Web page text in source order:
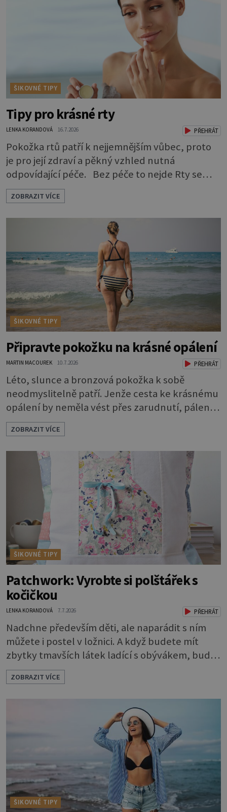
mohou mít v nepořádku zažívání.
ŠIKOVNÉ TIPY
Tipy pro krásné rty
LENKA KORANDOVÁ 16.7.2026 PŘEHRÁT
Pokožka rtů patří k nejjemnějším vůbec, proto
je pro její zdraví a pěkný vzhled nutná
odpovídající péče. Bez péče to nejde Rty se
neliší jen barvou, ale také mnohem tenčí
povrchovou vrstvou než ostatní pleť a pokožka.
Nezvláčňují je žádné mazové žlázy, proto jsou
rty mnohem choulostivější a náchylné k
vysychání a praskání. Balzám na rty je proto
nutnou základní výbavou, pokud chce
ZOBRAZIT VÍCE
ŠIKOVNÉ TIPY
Připravte pokožku na krásné opálení
MARTIN MACOUREK 10.7.2026 PŘEHRÁT
Léto, slunce a bronzová pokožka k sobě
neodmyslitelně patří. Jenže cesta ke krásnému
opálení by neměla vést přes zarudnutí, pálení a
loupající se kůže. Spálená pokožka není
známkou „základu“ pro opálení, ale reakcí na
nadměrné UV záření. Pokud chcete, aby pleť i
pokožka těla vypadaly zdravě, hladce a opálení
vydrželo co nejdéle, vyplatí se začít s přípravou
už několik týdnů před první dovolenou.
ZOBRAZIT VÍCE
ŠIKOVNÉ TIPY
Patchwork: Vyrobte si polštářek s
kočičkou
LENKA KORANDOVÁ 7.7.2026 PŘEHRÁT
Nadchne především děti, ale naparádit s ním
můžete i postel v ložnici. A když budete mít
zbytky tmavších látek ladící s obývákem, bude
se hodit i tam. Budete potřebovat: - zbytky
barevně sladěných bavlněných látek - 0,5 m
látky na vnitřní polštářek - duté vlákno na výplň
- 2 knoflíky - 0,5 m jednostranně nalepovacího
vlizelínu - pravítko a řezák nebo nůžky Přední
strana s aplikací 1. V
ZOBRAZIT VÍCE
ŠIKOVNÉ TIPY